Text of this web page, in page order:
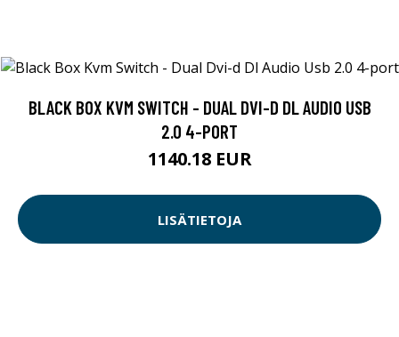
BLACK BOX KVM SWITCH - DUAL DVI-D DL AUDIO USB
2.0 4-PORT
1140.18 EUR
LISÄTIETOJA